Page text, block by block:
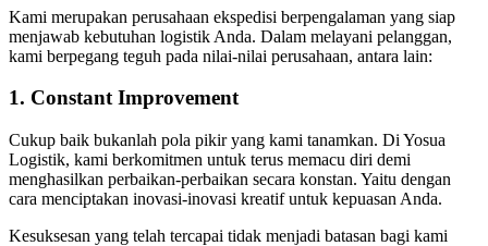
Kami merupakan perusahaan ekspedisi berpengalaman yang siap
menjawab kebutuhan logistik Anda. Dalam melayani pelanggan,
kami berpegang teguh pada nilai-nilai perusahaan, antara lain:
1. Constant Improvement
Cukup baik bukanlah pola pikir yang kami tanamkan. Di Yosua
Logistik, kami berkomitmen untuk terus memacu diri demi
menghasilkan perbaikan-perbaikan secara konstan. Yaitu dengan
cara menciptakan inovasi-inovasi kreatif untuk kepuasan Anda.
Kesuksesan yang telah tercapai tidak menjadi batasan bagi kami